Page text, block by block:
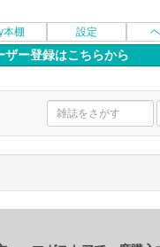
本棚 設定
ザー登録はこちらから